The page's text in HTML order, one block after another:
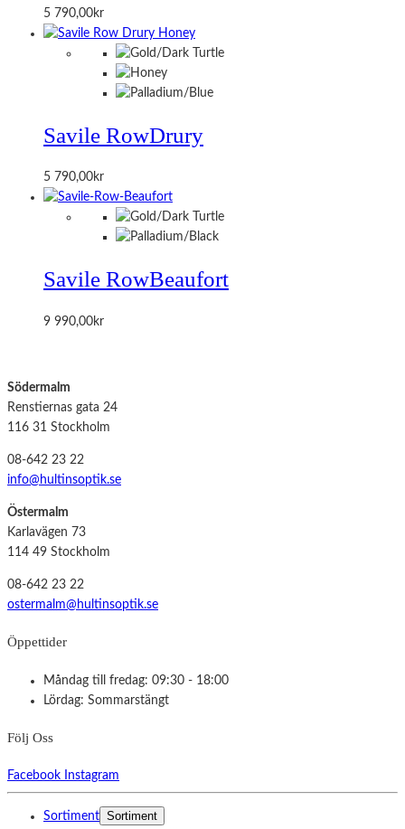
5 790,00kr
Savile RowDrury
5 790,00kr
Savile RowBeaufort
9 990,00kr
Södermalm
Renstiernas gata 24
116 31 Stockholm
08-642 23 22
info@hultinsoptik.se
Östermalm
Karlavägen 73
114 49 Stockholm
08-642 23 22
ostermalm@hultinsoptik.se
Öppettider
Måndag till fredag: 09:30 - 18:00
Lördag: Sommarstängt
Följ Oss
Facebook Instagram
Sortiment Sortiment